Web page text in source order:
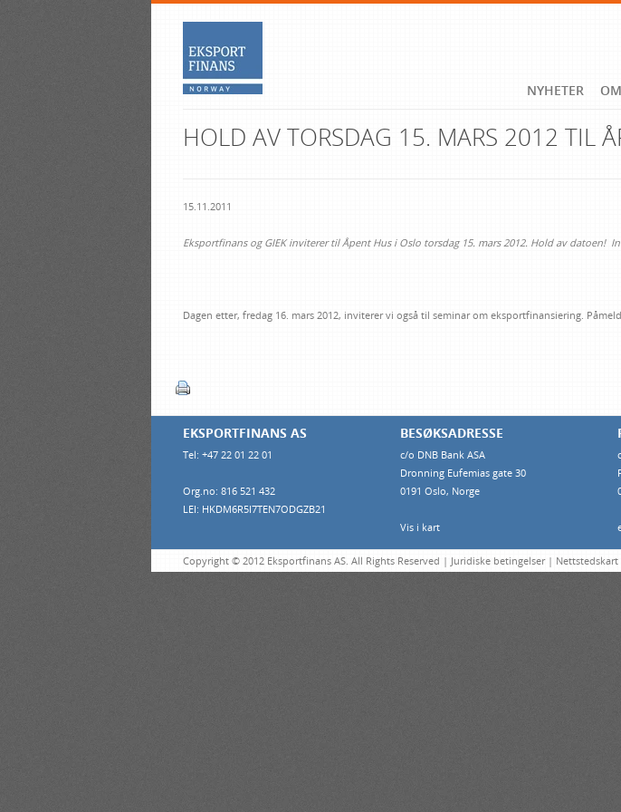
NYHETER
HOLD AV TORSDAG 15. MARS 2012 TIL
15.11.2011
Eksportfinans og GIEK inviterer til Åpent Hus i Oslo torsdag 15. mars 2012. Hold av datoen!
Dagen etter, fredag 16. mars 2012, inviterer vi også til seminar om eksportfinansiering.
EKSPORTFINANS AS
Tel: +47 22 01 22 01
Org.no: 816 521 432
LEI: HKDM6R5I7TEN7ODGZB21
BESØKSADRESSE
c/o DNB Bank ASA
Dronning Eufemias gate 30
0191 Oslo, Norge
Vis i kart
Copyright © 2012 Eksportfinans AS. All Rights Reserved | Juridiske betingelser| Nettstedskart